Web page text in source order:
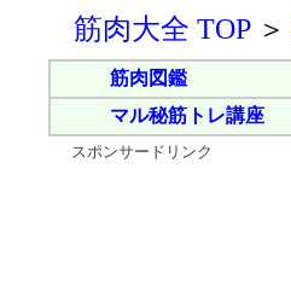
筋肉大全 TOP＞
筋肉図鑑
マル秘筋トレ講座
スポンサードリンク